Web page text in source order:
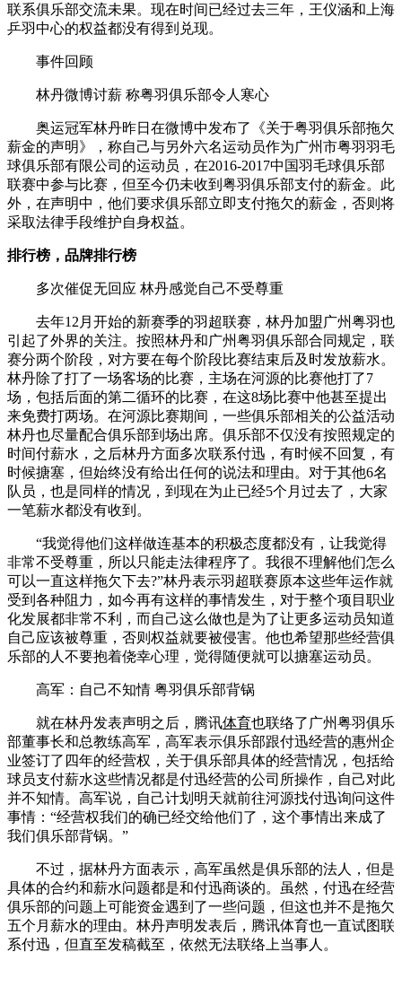
联系俱乐部交流未果。现在时间已经过去三年，王仪涵和上海
乒羽中心的权益都没有得到兑现。
事件回顾
林丹微博讨薪 称粤羽俱乐部令人寒心
奥运冠军林丹昨日在微博中发布了《关于粤羽俱乐部拖欠
薪金的声明》，称自己与另外六名运动员作为广州市粤羽羽毛
球俱乐部有限公司的运动员，在2016-2017中国羽毛球俱乐部
联赛中参与比赛，但至今仍未收到粤羽俱乐部支付的薪金。此
外，在声明中，他们要求俱乐部立即支付拖欠的薪金，否则将
采取法律手段维护自身权益。
排行榜，品牌排行榜
多次催促无回应 林丹感觉自己不受尊重
去年12月开始的新赛季的羽超联赛，林丹加盟广州粤羽也
引起了外界的关注。按照林丹和广州粤羽俱乐部合同规定，联
赛分两个阶段，对方要在每个阶段比赛结束后及时发放薪水。
林丹除了打了一场客场的比赛，主场在河源的比赛他打了7
场，包括后面的第二循环的比赛，在这8场比赛中他甚至提出
来免费打两场。在河源比赛期间，一些俱乐部相关的公益活动
林丹也尽量配合俱乐部到场出席。俱乐部不仅没有按照规定的
时间付薪水，之后林丹方面多次联系付迅，有时候不回复，有
时候搪塞，但始终没有给出任何的说法和理由。对于其他6名
队员，也是同样的情况，到现在为止已经5个月过去了，大家
一笔薪水都没有收到。
“我觉得他们这样做连基本的积极态度都没有，让我觉得
非常不受尊重，所以只能走法律程序了。我很不理解他们怎么
可以一直这样拖欠下去?”林丹表示羽超联赛原本这些年运作就
受到各种阻力，如今再有这样的事情发生，对于整个项目职业
化发展都非常不利，而自己这么做也是为了让更多运动员知道
自己应该被尊重，否则权益就要被侵害。他也希望那些经营俱
乐部的人不要抱着侥幸心理，觉得随便就可以搪塞运动员。
高军：自己不知情 粤羽俱乐部背锅
就在林丹发表声明之后，腾讯体育也联络了广州粤羽俱乐
部董事长和总教练高军，高军表示俱乐部跟付迅经营的惠州企
业签订了四年的经营权，关于俱乐部具体的经营情况，包括给
球员支付薪水这些情况都是付迅经营的公司所操作，自己对此
并不知情。高军说，自己计划明天就前往河源找付迅询问这件
事情：“经营权我们的确已经交给他们了，这个事情出来成了
我们俱乐部背锅。”
不过，据林丹方面表示，高军虽然是俱乐部的法人，但是
具体的合约和薪水问题都是和付迅商谈的。虽然，付迅在经营
俱乐部的问题上可能资金遇到了一些问题，但这也并不是拖欠
五个月薪水的理由。林丹声明发表后，腾讯体育也一直试图联
系付迅，但直至发稿截至，依然无法联络上当事人。